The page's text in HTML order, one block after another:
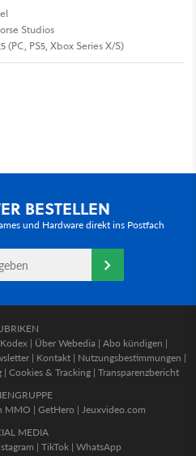
Studios
(PC, PS5, Xbox Series X/S)
BESTELLEN
und Hardware direkt ins Postfach
| Über Webedia | Abo kündigen |
| Kontakt | Nutzungsbestimmungen |
| Cookies & Tracking | Transparenzbericht
MMO | GetHero | Jeuxvideo.com
MEDIA
| TikTok | WhatsApp